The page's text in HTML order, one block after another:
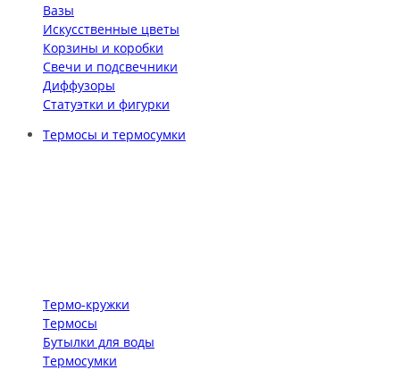
Вазы
Искусственные цветы
Корзины и коробки
Свечи и подсвечники
Диффузоры
Статуэтки и фигурки
Термосы и термосумки
Термо-кружки
Термосы
Бутылки для воды
Термосумки